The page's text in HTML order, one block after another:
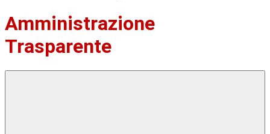
Amministrazione
Trasparente